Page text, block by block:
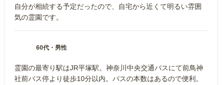
自分が相続する予定だったので、自宅から近くて明るい雰囲
気の霊園です。
60代 ・ 男性
霊園の最寄り駅はJR平塚駅。神奈川中央交通バスにて前鳥神
社前バス停より徒歩10分以内。バスの本数はあるので便利。